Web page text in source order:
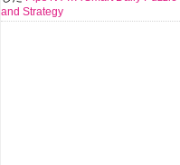
and Strategy